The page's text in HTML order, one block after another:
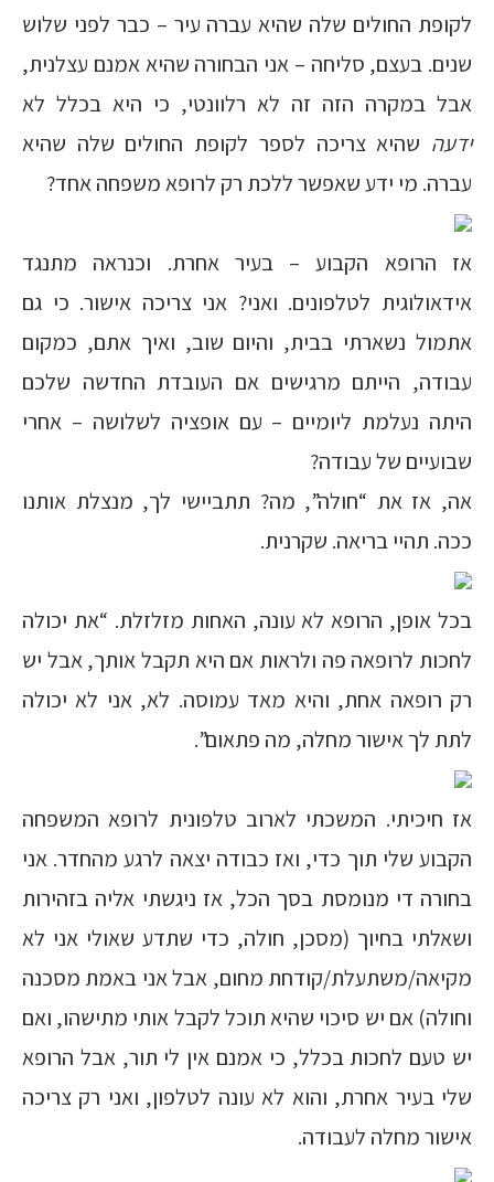
לקופת החולים שלה שהיא עברה עיר – כבר לפני שלוש
שנים. בעצם, סליחה – אני הבחורה שהיא אמנם עצלנית,
אבל במקרה הזה זה לא רלוונטי, כי היא בכלל לא
ידעה שהיא צריכה לספר לקופת החולים שלה שהיא
עברה. מי ידע שאפשר ללכת רק לרופא משפחה אחד?
אז הרופא הקבוע – בעיר אחרת. וכנראה מתנגד
אידאולוגית לטלפונים. ואני? אני צריכה אישור. כי גם
אתמול נשארתי בבית, והיום שוב, ואיך אתם, כמקום
עבודה, הייתם מרגישים אם העובדת החדשה שלכם
היתה נעלמת ליומיים – עם אופציה לשלושה – אחרי
שבועיים של עבודה?
אה, אז את “חולה”, מה? תתביישי לך, מנצלת אותנו
ככה. תהיי בריאה. שקרנית.
בכל אופן, הרופא לא עונה, האחות מזלזלת. “את יכולה
לחכות לרופאה פה ולראות אם היא תקבל אותך, אבל יש
רק רופאה אחת, והיא מאד עמוסה. לא, אני לא יכולה
לתת לך אישור מחלה, מה פתאום”.
אז חיכיתי. המשכתי לארוב טלפונית לרופא המשפחה
הקבוע שלי תוך כדי, ואז כבודה יצאה לרגע מהחדר. אני
בחורה די מנומסת בסך הכל, אז ניגשתי אליה בזהירות
ושאלתי בחיוך (מסכן, חולה, כדי שתדע שאולי אני לא
מקיאה/משתעלת/קודחת מחום, אבל אני באמת מסכנה
וחולה) אם יש סיכוי שהיא תוכל לקבל אותי מתישהו, ואם
יש טעם לחכות בכלל, כי אמנם אין לי תור, אבל הרופא
שלי בעיר אחרת, והוא לא עונה לטלפון, ואני רק צריכה
אישור מחלה לעבודה.